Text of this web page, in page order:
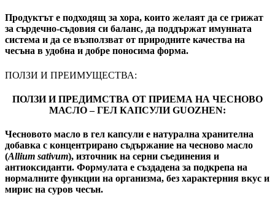
Продуктът е подходящ за хора, които желаят да се грижат
за сърдечно-съдовия си баланс, да поддържат имунната
система и да се възползват от природните качества на
чесъна в удобна и добре поносима форма.
ПОЛЗИ И ПРЕИМУЩЕСТВА:
ПОЛЗИ И ПРЕДИМСТВА ОТ ПРИЕМА НА ЧЕСНОВО
МАСЛО – ГЕЛ КАПСУЛИ GUOZHEN:
Чесновото масло в гел капсули е натурална хранителна
добавка с концентрирано съдържание на чесново масло
(Allium sativum), източник на серни съединения и
антиоксиданти. Формулата е създадена за подкрепа на
нормалните функции на организма, без характерния вкус и
мирис на суров чесън.